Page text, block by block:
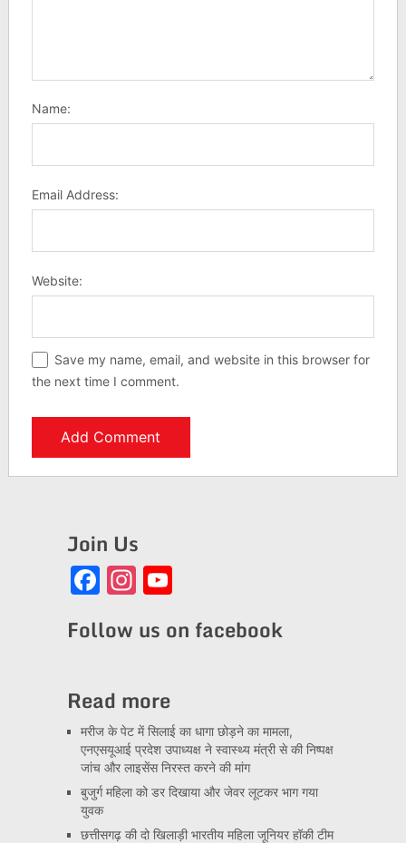
Name:
Email Address:
Website:
Save my name, email, and website in this browser for
the next time I comment.
Join Us
Facebook
Instagram
YouTube
Follow us on facebook
Read more
मरीज के पेट में सिलाई का धागा छोड़ने का मामला,
एनएसयूआई प्रदेश उपाध्यक्ष ने स्वास्थ्य मंत्री से की निष्पक्ष
जांच और लाइसेंस निरस्त करने की मांग
बुजुर्ग महिला को डर दिखाया और जेवर लूटकर भाग गया
युवक
छत्तीसगढ़ की दो खिलाड़ी भारतीय महिला जूनियर हॉकी टीम